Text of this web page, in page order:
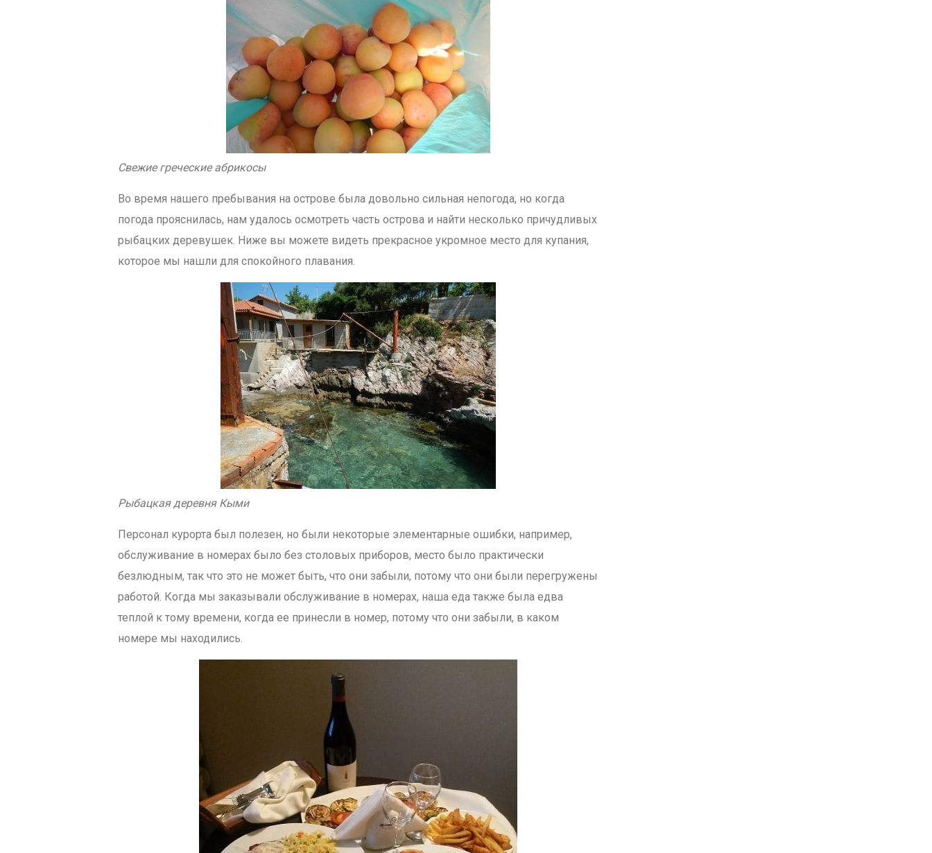
Свежие греческие абрикосы
Во время нашего пребывания на острове была довольно сильная непогода, но когда
погода прояснилась, нам удалось осмотреть часть острова и найти несколько причудливых
рыбацких деревушек. Ниже вы можете видеть прекрасное укромное место для купания,
которое мы нашли для спокойного плавания.
Рыбацкая деревня Кыми
Персонал курорта был полезен, но были некоторые элементарные ошибки, например,
обслуживание в номерах было без столовых приборов, место было практически
безлюдным, так что это не может быть, что они забыли, потому что они были перегружены
работой. Когда мы заказывали обслуживание в номерах, наша еда также была едва
теплой к тому времени, когда ее принесли в номер, потому что они забыли, в каком
номере мы находились.